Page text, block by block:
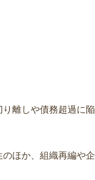
離しや債務超過に陥
ほか、組織再編や企